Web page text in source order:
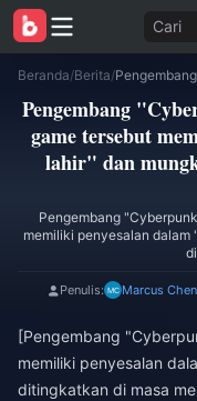
Cari
Beranda/Berita/
Pengembang
game tersebut
lahir" dan
Pengembang
memiliki penyesalan
Penulis: Marcus Chen
[Pengembang
memiliki penyesalan
ditingkatkan di masa